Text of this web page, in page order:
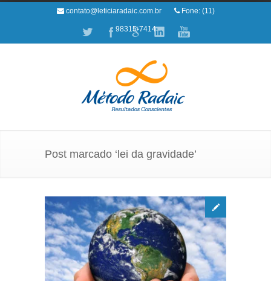
contato@leticiaradaic.com.br Fone: (11)
98315-7414
Post marcado ‘lei da gravidade’